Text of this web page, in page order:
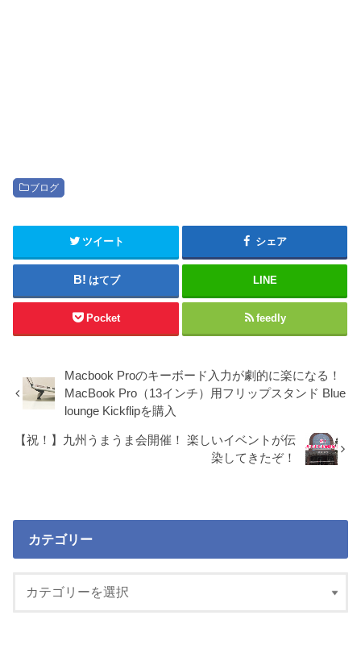
ブログ
ツイート シェア
はてブ LINE
Pocket feedly
Macbook Proのキーボード入力が劇的に楽になる！
MacBook Pro（13インチ）用フリップスタンド Blue
lounge Kickflipを購入
【祝！】九州うまうま会開催！ 楽しいイベントが伝
染してきたぞ！
カテゴリー